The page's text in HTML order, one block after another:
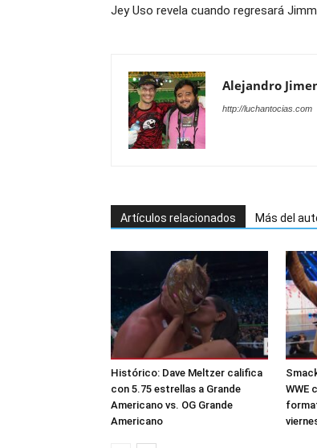
Jey Uso revela cuando regresará
Alejandro
http://luchantocias.com
Artículos relacionados Más del
Histórico: Dave Meltzer califica
con 5.75 estrellas a Grande
Americano vs. OG Grande
Americano
WWE